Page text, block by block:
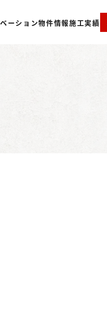
ーション物件情報施工実績